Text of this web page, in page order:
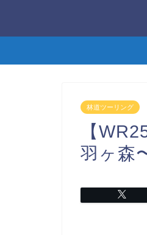
林道ツーリング
【
羽ヶ森